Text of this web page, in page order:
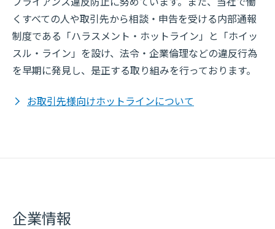
くすべての人や取引先から相談・申告を受ける内部通報
制度である「ハラスメント・ホットライン」と「ホイッ
スル・ライン」を設け、法令・企業倫理などの違反行為
を早期に発見し、是正する取り組みを行っております。
お取引先様向けホットラインについて
企業情報